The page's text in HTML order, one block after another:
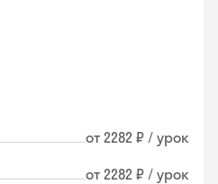
от 2282 ₽ / урок
от 2282 ₽ / урок